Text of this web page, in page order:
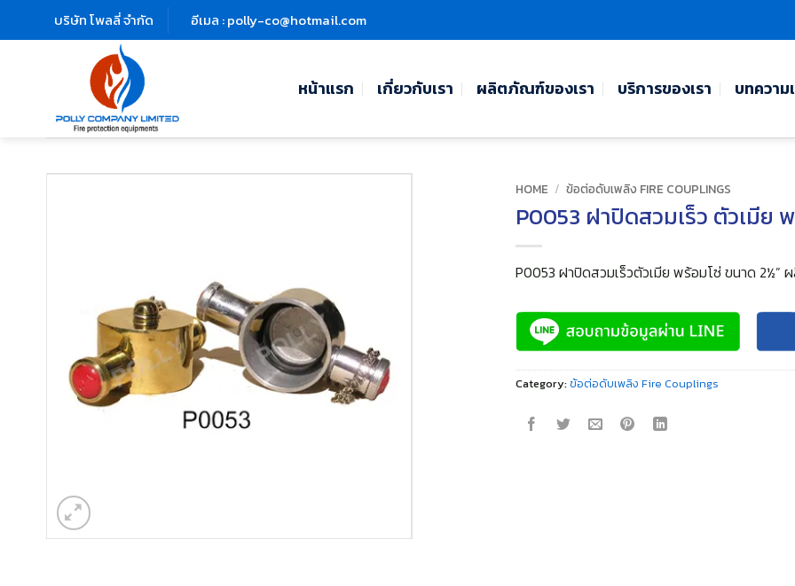
บริษัท โพลลี่ จำกัด อีเมล : polly-co@hotmail.com
หน้าแรก เกี่ยวกับเรา ผลิตภัณฑ์ของเรา บริการของเรา บทความ
HOME / ข้อต่อดับเพลิง FIRE COUPLINGS
P0053 ฝาปิดสวมเร็ว ตัวเมีย
P0053 ฝาปิดสวมเร็วตัวเมีย พร้อมโซ่ ขนาด 2½”
Category:ข้อต่อดับเพลิง Fire Couplings